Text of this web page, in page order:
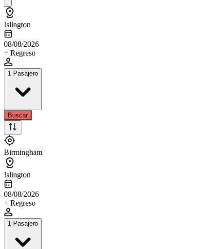
Islington
08/08/2026
+ Regreso
1 Pasajero
Buscar
Birmingham
Islington
08/08/2026
+ Regreso
1 Pasajero